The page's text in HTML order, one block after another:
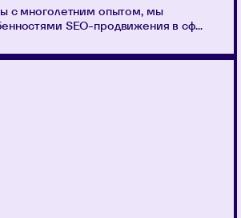
с многолетним опытом, мы
SEO-продвижения в сф...